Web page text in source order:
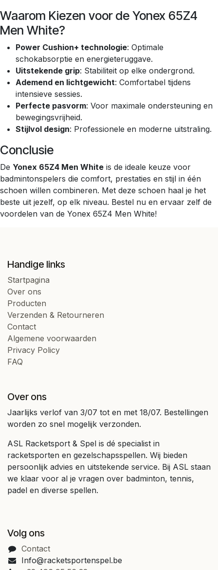
Waarom Kiezen voor de Yonex 65Z4
Men White?
Power Cushion+ technologie: Optimale
schokabsorptie en energieteruggave.
Uitstekende grip: Stabiliteit op elke ondergrond.
Ademend en lichtgewicht: Comfortabel tijdens
intensieve sessies.
Perfecte pasvorm: Voor maximale ondersteuning en
bewegingsvrijheid.
Stijlvol design: Professionele en moderne uitstraling.
Conclusie
De Yonex 65Z4 Men White is de ideale keuze voor
badmintonspelers die comfort, prestaties en stijl in één
schoen willen combineren. Met deze schoen haal je het
beste uit jezelf, op elk niveau. Bestel nu en ervaar zelf de
voordelen van de Yonex 65Z4 Men White!
Handige links
Startpagina
Over ons
Producten
Verzenden & Retourneren
Contact
Algemene voorwaarden
Privacy Policy
FAQ
Over ons
Jaarlijks verlof van 3/07 tot en met 18/07. Bestellingen
worden zo snel mogelijk verzonden.
ASL Racketsport & Spel is dé specialist in
racketsporten en gezelschapsspellen. Wij bieden
persoonlijk advies en uitstekende service. Bij ASL staan
we klaar voor al je vragen over badminton, tennis,
padel en diverse spellen.
Volg ons
Contact
Info@racketsportenspel.be